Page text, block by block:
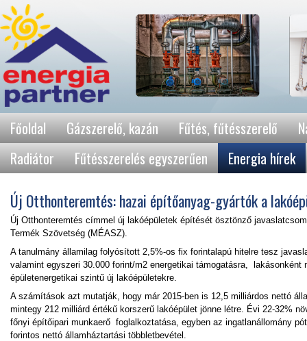
Főoldal Gázszerelő, kazán Fűtés, fűtésszerelő
Radiátor
Fűtésszerelés egyszerűen Energia hírek
Új Otthonteremtés: hazai építőanyag-gyártók a
Új Otthonteremtés címmel új lakóépületek építését ösztönző
Termék Szövetség (MÉASZ).
A tanulmány államilag folyósított 2,5%-os fix forintalapú hitelre tesz
valamint egyszeri 30.000 forint/m2 energetikai támogatásra,
épületenergetikai szintű új lakóépületekre.
A számítások azt mutatják, hogy már 2015-ben is 12,5 milliárdos nettó
mintegy 212 milliárd értékű korszerű lakóépület jönne létre. Évi 22-32%
főnyi építőipari munkaerő foglalkoztatása, egyben az ingatlanállomány
forintos nettó államháztartási többletbevétel.